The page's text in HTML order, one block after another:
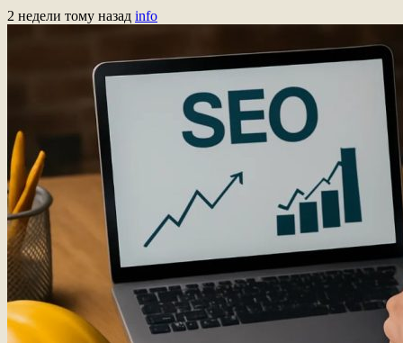
2 недели тому назад info